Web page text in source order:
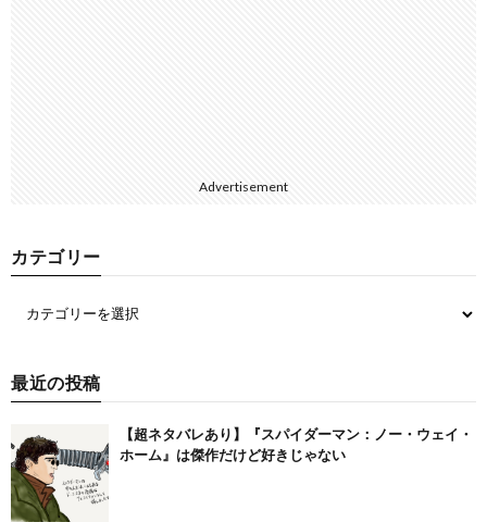
Advertisement
カテゴリー
最近の投稿
【超ネタバレあり】『スパイダーマン：ノー・ウェイ・
ホーム』は傑作だけど好きじゃない